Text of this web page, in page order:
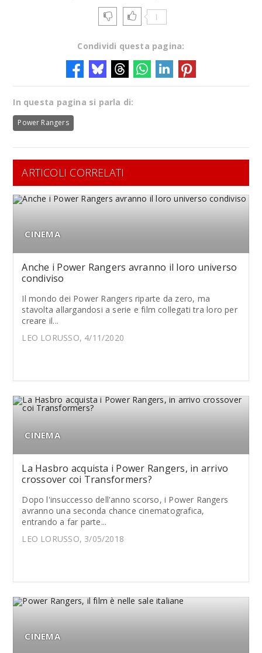
1
Condividi questa pagina:
In questa pagina si parla di:
Power Rangers
ARTICOLI CORRELATI
CINEMA
Anche i Power Rangers avranno il loro universo
condiviso
Il mondo dei Power Rangers riparte da zero, ma
stavolta allargandosi a serie e film collegati tra loro per
creare il...
LEO LORUSSO, 4/11/2020
CINEMA
La Hasbro acquista i Power Rangers, in arrivo
crossover coi Transformers?
Dopo l'insuccesso dell'anno scorso, i Power Rangers
avranno una seconda chance cinematografica,
entrando a far parte...
LEO LORUSSO, 3/05/2018
CINEMA